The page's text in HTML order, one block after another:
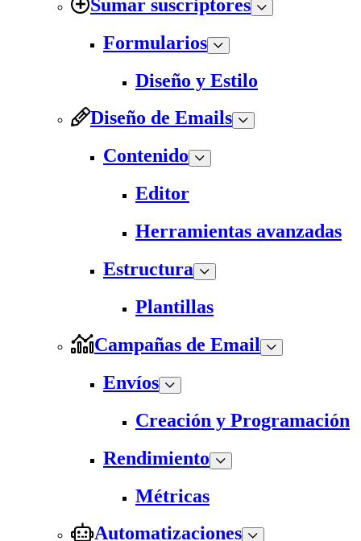
Sumar suscriptores
Formularios
Diseño y Estilo
Diseño de Emails
Contenido
Editor
Herramientas avanzadas
Estructura
Plantillas
Campañas de Email
Envíos
Creación y Programación
Rendimiento
Métricas
Automatizaciones